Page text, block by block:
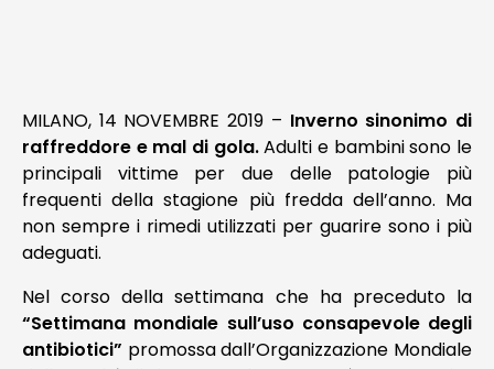
MILANO, 14 NOVEMBRE 2019 – Inverno sinonimo di
raffreddore e mal di gola.Adulti e bambini sono le
principali vittime per due delle patologie più
frequenti della stagione più fredda dell’anno. Ma
non sempre i rimedi utilizzati per guarire sono i più
adeguati.
Nel corso della settimana che ha preceduto la
“Settimana mondiale sull’uso consapevole degli
antibiotici” promossa dall’Organizzazione Mondiale